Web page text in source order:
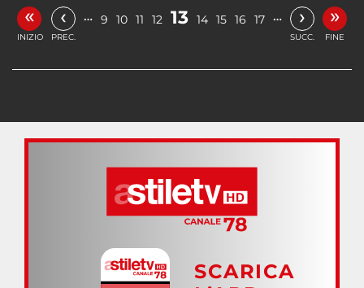
«
INIZIO
‹
PREC.
… 9 10 11 12 13 14 15 16 17 … ›
SUCC.
»
FINE
SCARICA